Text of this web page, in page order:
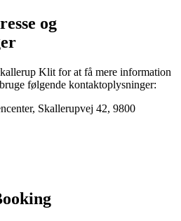
og
Klit for at få mere information
følgende kontaktoplysninger:
Skallerupvej 42, 9800